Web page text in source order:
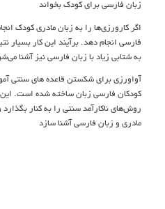
زبان فارسی برای کودک بخواند
اگر کارورزی‌ها را به زبان مادری کودک
فارسی انجام دهد. برآیند این کار
به شتابی زیاد با زبان فارسی نیز آشنا
آواورزی برای شکستن قاعده های سنتی
کودکان فارسی زبان ساخته شده است.
روش‌های ناکارآمد سنتی را به کنار بگذارد
مادری و زبان فارسی آشنا سازد